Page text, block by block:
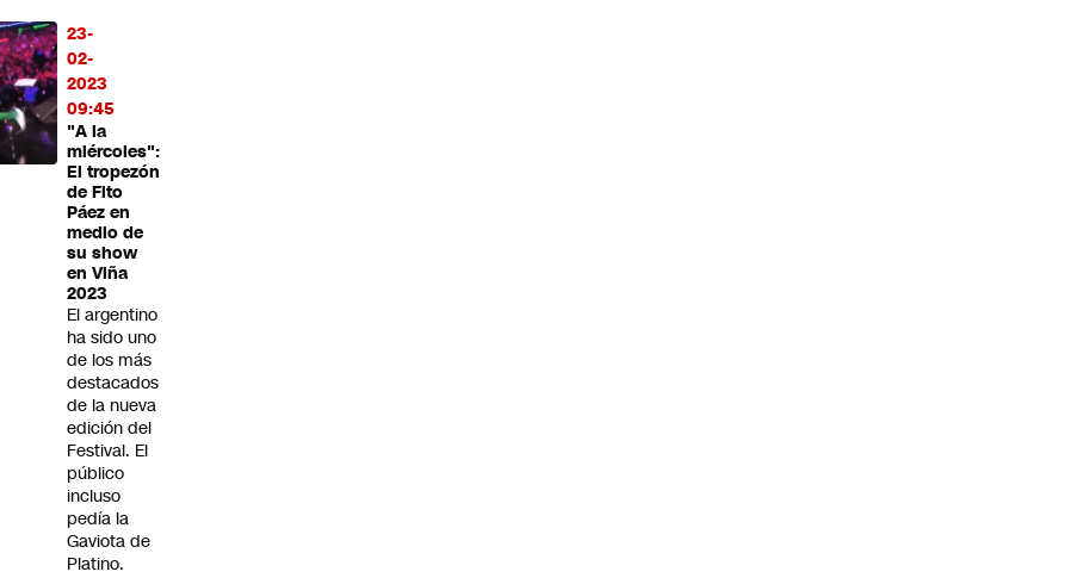
23-
02-
2023
09:45
"A la
miércoles":
El tropezón
de Fito
Páez en
medio de
su show
en Viña
2023
El argentino
ha sido uno
de los más
destacados
de la nueva
edición del
Festival. El
público
incluso
pedía la
Gaviota de
Platino.